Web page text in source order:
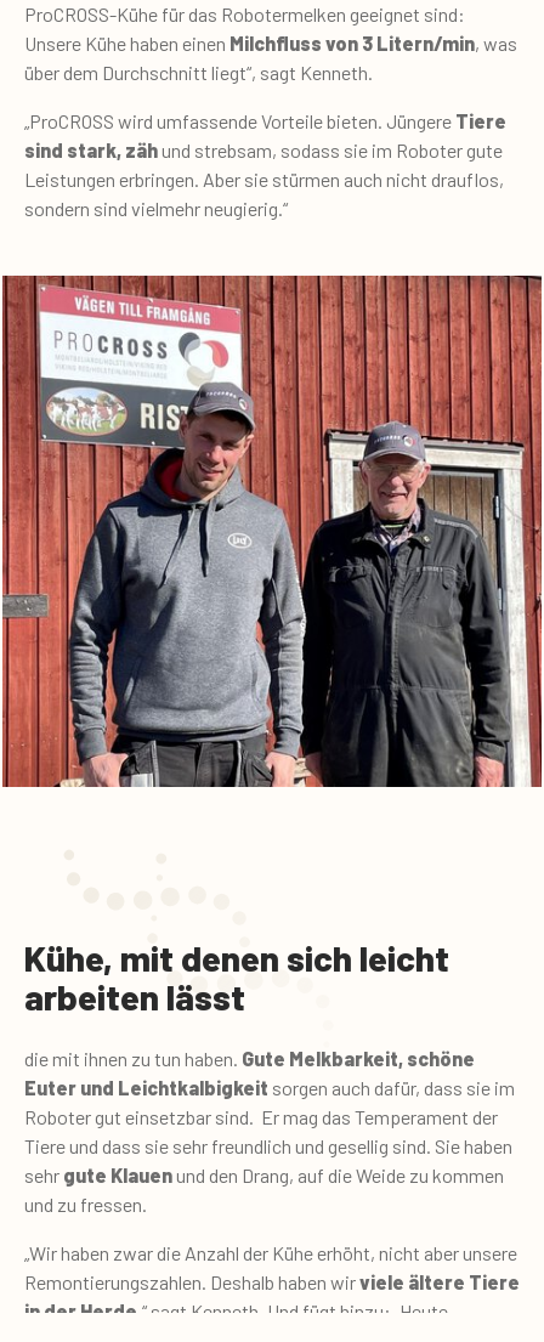
ProCROSS-Kühe für das Robotermelken geeignet sind:
Unsere Kühe haben einen Milchfluss von 3 Litern/min, was
über dem Durchschnitt liegt“, sagt Kenneth.
„ProCROSS wird umfassende Vorteile bieten. Jüngere Tiere
sind stark, zäh und strebsam, sodass sie im Roboter gute
Leistungen erbringen. Aber sie stürmen auch nicht drauflos,
sondern sind vielmehr neugierig.“
Kühe, mit denen sich leicht
arbeiten lässt
die mit ihnen zu tun haben. Gute Melkbarkeit, schöne
Euter und Leichtkalbigkeit sorgen auch dafür, dass sie im
Roboter gut einsetzbar sind. Er mag das Temperament der
Tiere und dass sie sehr freundlich und gesellig sind. Sie haben
sehr gute Klauen und den Drang, auf die Weide zu kommen
und zu fressen.
„Wir haben zwar die Anzahl der Kühe erhöht, nicht aber unsere
Remontierungszahlen. Deshalb haben wirviele ältere Tiere
in der Herde ,“ sagt Kenneth. Und fügt hinzu: „Heute